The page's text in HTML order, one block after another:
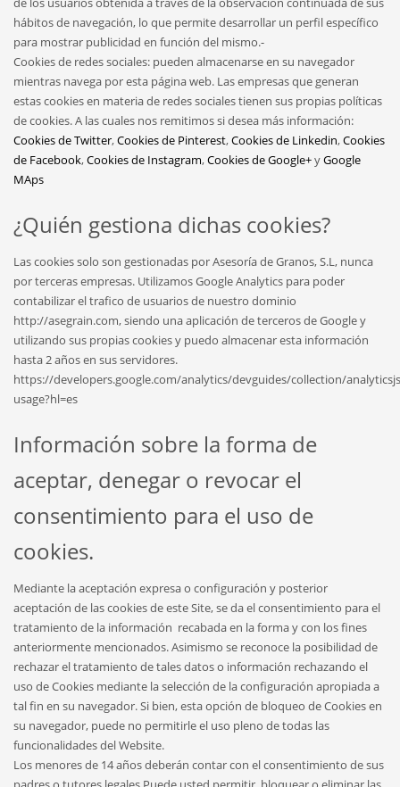
hábitos de navegación, lo que permite desarrollar un perfil específico
para mostrar publicidad en función del mismo.-
Cookies de redes sociales: pueden almacenarse en su navegador
mientras navega por esta página web. Las empresas que generan
estas cookies en materia de redes sociales tienen sus propias políticas
de cookies. A las cuales nos remitimos si desea más información:
Cookies de Twitter,Cookies de Pinterest,Cookies de Linkedin,Cookies
de Facebook,Cookies de Instagram,Cookies de Google+yGoogle
MAps
¿Quién gestiona dichas cookies?
Las cookies solo son gestionadas por Asesoría de Granos, S.L, nunca
por terceras empresas. Utilizamos Google Analytics para poder
contabilizar el trafico de usuarios de nuestro dominio
http://asegrain.com, siendo una aplicación de terceros de Google y
utilizando sus propias cookies y puedo almacenar esta información
hasta 2 años en sus servidores.
https://developers.google.com/analytics/devguides/collection/
usage?hl=es
Información sobre la forma de
aceptar, denegar o revocar el
consentimiento para el uso de
cookies.
Mediante la aceptación expresa o configuración y posterior
aceptación de las cookies de este Site, se da el consentimiento para el
tratamiento de la información recabada en la forma y con los fines
anteriormente mencionados. Asimismo se reconoce la posibilidad de
rechazar el tratamiento de tales datos o información rechazando el
uso de Cookies mediante la selección de la configuración apropiada a
tal fin en su navegador. Si bien, esta opción de bloqueo de Cookies en
su navegador, puede no permitirle el uso pleno de todas las
funcionalidades del Website.
Los menores de 14 años deberán contar con el consentimiento de sus